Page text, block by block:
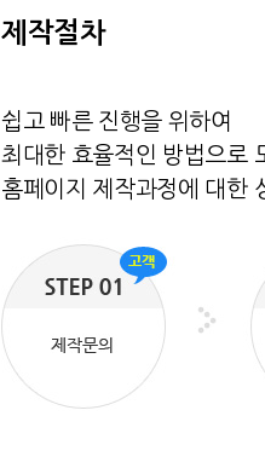
제작절차
쉽고 빠른 진행을 위하여
최대한 효율적인 방법으로
홈페이지 제작과정에 대한